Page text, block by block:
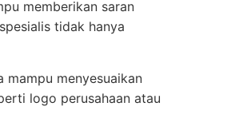
memberikan saran
tidak hanya
mampu menyesuaikan
logo perusahaan atau